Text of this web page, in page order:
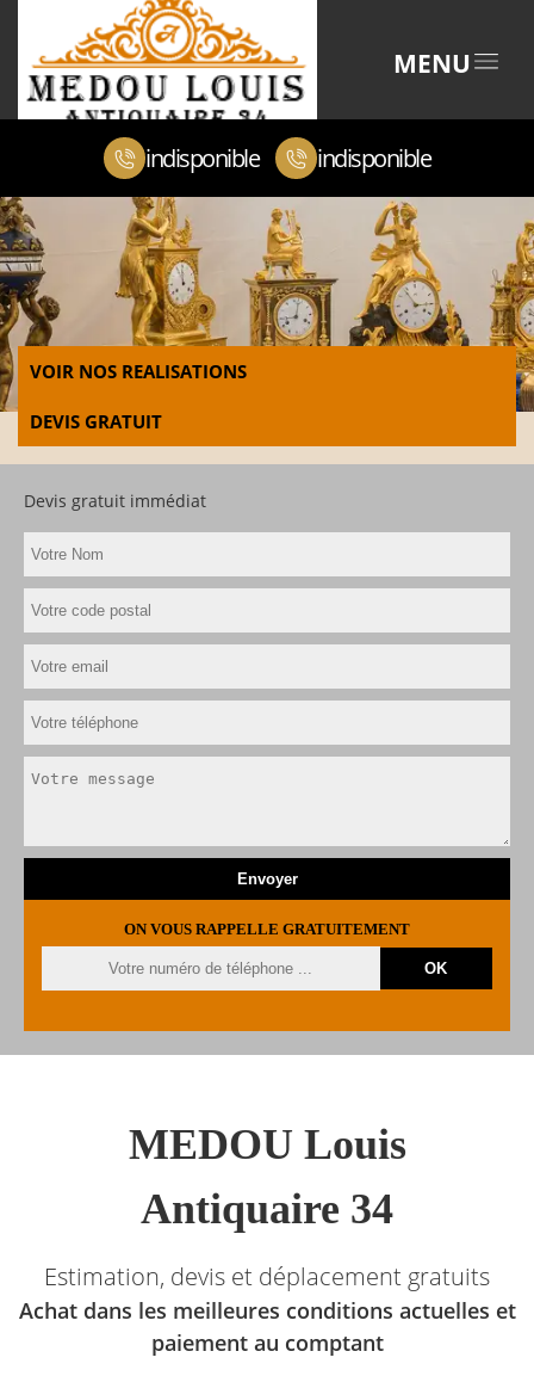
MENU
indisponible indisponible
VOIR NOS REALISATIONS
DEVIS GRATUIT
Devis gratuit immédiat
ON VOUS RAPPELLE GRATUITEMENT
MEDOU Louis
Antiquaire 34
Estimation, devis et déplacement gratuits
Achat dans les meilleures conditions actuelles et
paiement au comptant